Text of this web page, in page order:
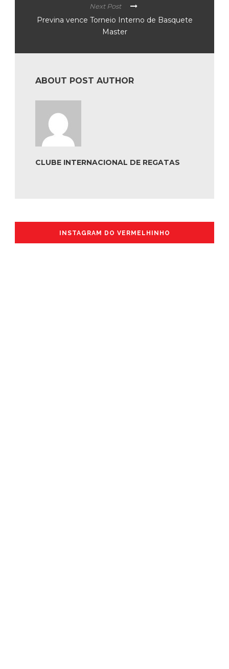
Next Post
Previna vence Torneio Interno de Basquete
Master
ABOUT POST AUTHOR
CLUBE INTERNACIONAL DE REGATAS
INSTAGRAM DO VERMELHINHO